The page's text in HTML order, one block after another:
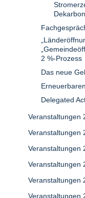
2 %-Prozess
Das neue
Delegated
Veranstaltungen
Veranstaltungen
Veranstaltungen
Veranstaltungen
Veranstaltungen
Veranstaltungen